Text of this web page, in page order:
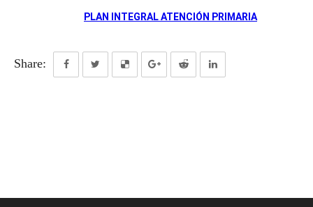
PLAN INTEGRAL ATENCIÓN PRIMARIA
Share: